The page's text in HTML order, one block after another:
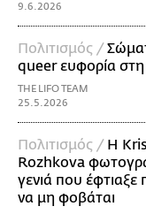
9.6.2026
Πολιτισμός /
queer ευφορία στη
THE LIFO TEAM
25.5.2026
Πολιτισμός / Η
Rozhkova
γενιά που έφτιαξε
να μη φοβάται